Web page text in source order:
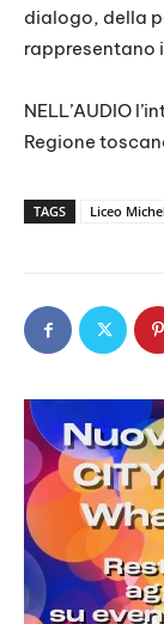
dialogo, della
rappresentano
NELL’AUDIO
Regione
TAGS Liceo